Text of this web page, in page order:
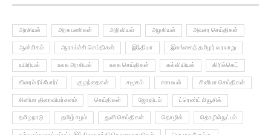
ஆன்மிகம் ஆராய்ச்சி செய்திகள் இந்தியா இலங்கைத் தமிழர் வரலாறு
உயிரியல் உலக அரசியல் உலக செய்திகள் கல்வியியல் கிரிக்கெட்
கிரைம் ரிப்போர்ட் குழந்தைகள் சமூகம் சமையல் சினிமா செய்திகள்
சினிமா திரைவிமர்சனம் செய்திகள் ஜோதிடம் ட்ரெண்ட் மியூசிக்
தமிழநாடு தமிழ் ஈழம் துளி செய்திகள் தொழில் தொழில்நுட்பம்
நல்லவர்களாக்கப்பட்ட இந்திராகாந்தி கொலையாளிகள் பொழுதுபோக்கு